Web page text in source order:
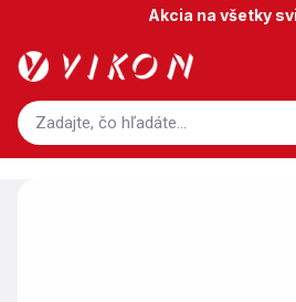
obsah
Akcia na všetky